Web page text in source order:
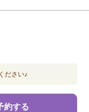
ださい♪
約する